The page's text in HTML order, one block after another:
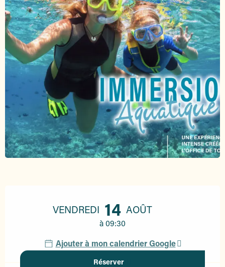
VENDREDI 14 AOÛT
à 09:30
Ajouter à mon calendrier Google
Réserver